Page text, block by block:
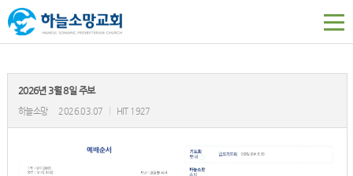
2026년 3월 8일 주보
하늘소망 2026.03.07 HIT 1927